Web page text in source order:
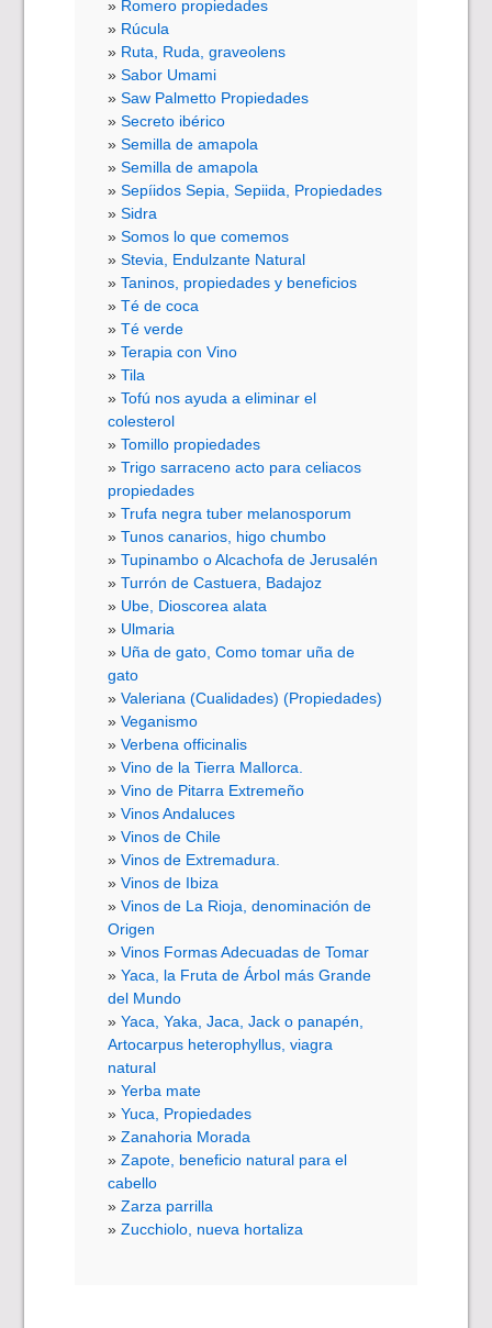
Romero propiedades
Rúcula
Ruta, Ruda, graveolens
Sabor Umami
Saw Palmetto Propiedades
Secreto ibérico
Semilla de amapola
Semilla de amapola
Sepíidos Sepia, Sepiida, Propiedades
Sidra
Somos lo que comemos
Stevia, Endulzante Natural
Taninos, propiedades y beneficios
Té de coca
Té verde
Terapia con Vino
Tila
Tofú nos ayuda a eliminar el
colesterol
Tomillo propiedades
Trigo sarraceno acto para celiacos
propiedades
Trufa negra tuber melanosporum
Tunos canarios, higo chumbo
Tupinambo o Alcachofa de Jerusalén
Turrón de Castuera, Badajoz
Ube, Dioscorea alata
Ulmaria
Uña de gato, Como tomar uña de
gato
Valeriana (Cualidades) (Propiedades)
Veganismo
Verbena officinalis
Vino de la Tierra Mallorca.
Vino de Pitarra Extremeño
Vinos Andaluces
Vinos de Chile
Vinos de Extremadura.
Vinos de Ibiza
Vinos de La Rioja, denominación de
Origen
Vinos Formas Adecuadas de Tomar
Yaca, la Fruta de Árbol más Grande
del Mundo
Yaca, Yaka, Jaca, Jack o panapén,
Artocarpus heterophyllus, viagra
natural
Yerba mate
Yuca, Propiedades
Zanahoria Morada
Zapote, beneficio natural para el
cabello
Zarza parrilla
Zucchiolo, nueva hortaliza